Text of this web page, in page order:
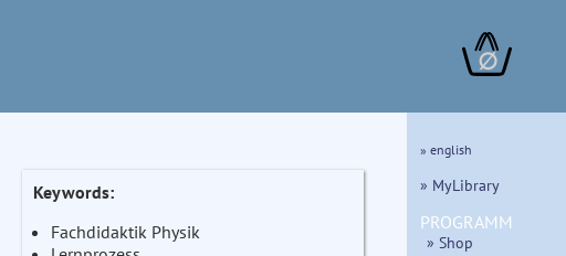
∅
Keywords:
Fachdidaktik Physik
» english
» MyLibrary
PROGRAMM
» Shop